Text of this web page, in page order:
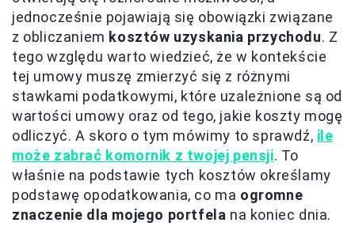
jednocześnie pojawiają się obowiązki związane
z obliczaniem kosztów uzyskania przychodu. Z
tego względu warto wiedzieć, że w kontekście
tej umowy muszę zmierzyć się z różnymi
stawkami podatkowymi, które uzależnione są od
wartości umowy oraz od tego, jakie koszty mogę
odliczyć. A skoro o tym mówimy to sprawdź, ile
może zabrać komornik z twojej pensji. To
właśnie na podstawie tych kosztów określamy
podstawę opodatkowania, co ma ogromne
znaczenie dla mojego portfela na koniec dnia.